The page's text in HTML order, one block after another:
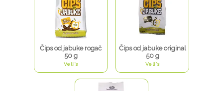
Čips od jabuke rogač
50 g
Veli's
Čips od jabuke original
50 g
Veli's